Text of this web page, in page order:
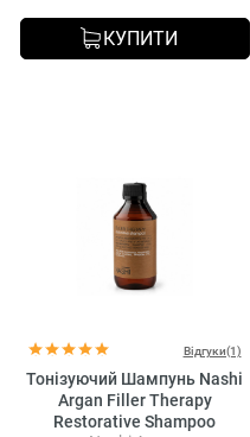
КУПИТИ
Відгуки(1)
Тонізуючий Шампунь Nashi
Argan Filler Therapy
Restorative Shampoo